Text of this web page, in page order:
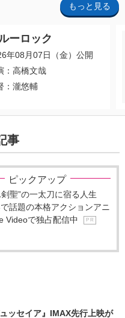
もっと見る
ーロック
年08月07日（金）公開
：高橋文哉
：瀧悠輔
事
ピックアップ
聖”の一太刀に宿る人生
話題の本格アクションアニ
Videoで独占配信中
P R
ッセイア』IMAX先行上映が